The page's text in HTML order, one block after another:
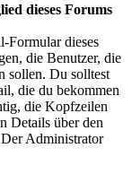
dieses Forums
Formular dieses
die Benutzer, die
sollen. Du solltest
die du bekommen
die Kopfzeilen
Details über den
Administrator